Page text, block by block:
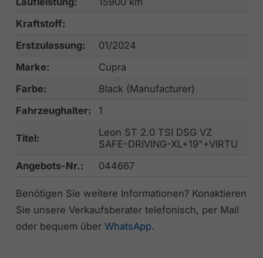
Kraftstoff:
Erstzulassung:
01/2024
Marke:
Cupra
Farbe:
Black (Manufacturer)
Fahrzeughalter:
1
Titel:
Leon ST 2.0 TSI DSG VZ
SAFE-DRIVING-XL+19"+VIRTU
Angebots-Nr.:
044667
Benötigen Sie weitere Informationen? Konaktieren
Sie unsere Verkaufsberater telefonisch, per Mail
oder bequem über WhatsApp.